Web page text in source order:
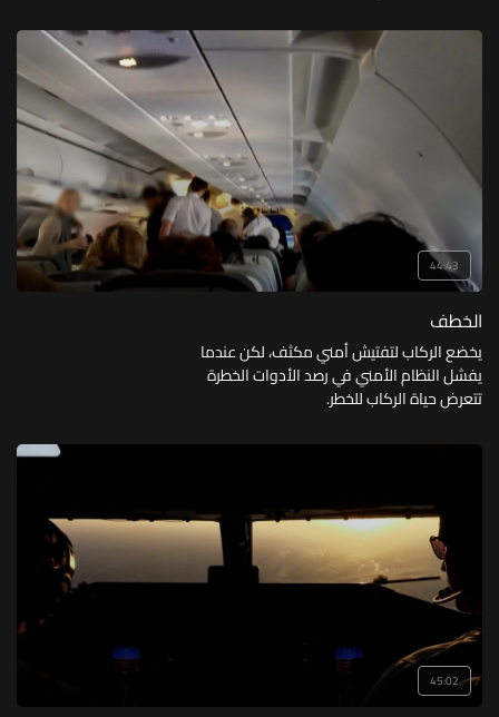
44:43
الخطف
يخضع الركاب لتفتيش أمني مكثف، لكن عندما
يفشل النظام الأمني في رصد الأدوات الخطرة
تتعرض حياة الركاب للخطر.
45:02